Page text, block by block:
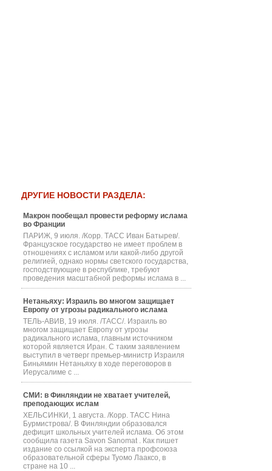
ДРУГИЕ НОВОСТИ РАЗДЕЛА:
Макрон пообещал провести реформу ислама
во Франции
ПАРИЖ, 9 июля. /Корр. ТАСС Иван Батырев/.
Французское государство не имеет проблем в
отношениях с исламом или какой-либо другой
религией, однако нормы светского государства,
господствующие в республике, требуют
проведения масштабной реформы ислама в ...
Нетаньяху: Израиль во многом защищает
Европу от угрозы радикального ислама
ТЕЛЬ-АВИВ, 19 июля. /ТАСС/. Израиль во
многом защищает Европу от угрозы
радикального ислама, главным источником
которой является Иран. С таким заявлением
выступил в четверг премьер-министр Израиля
Биньямин Нетаньяху в ходе переговоров в
Иерусалиме с ...
СМИ: в Финляндии не хватает учителей,
преподающих ислам
ХЕЛЬСИНКИ, 1 августа. /Корр. ТАСС Нина
Бурмистрова/. В Финляндии образовался
дефицит школьных учителей ислама. Об этом
сообщила газета Savon Sanomat . Как пишет
издание со ссылкой на эксперта профсоюза
образовательной сферы Туомо Лааксо, в
стране на 10 ...